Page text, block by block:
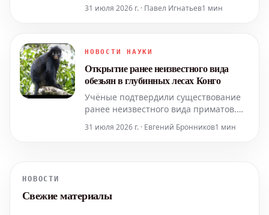
снижать вирусную нагрузку у мышей.
иммунной системы.
31 июля 2026 г. · Павел Игнатьев1 мин
НОВОСТИ НАУКИ
Открытие ранее неизвестного вида
обезьян в глубинных лесах Конго
Учёные подтвердили существование
ранее неизвестного вида приматов.
Его открытие стало возможным
благодаря уникальному зову,
выражают обеспокоенность, что этот
31 июля 2026 г. · Евгений Бронников1 мин
НОВОСТИ
Свежие материалы